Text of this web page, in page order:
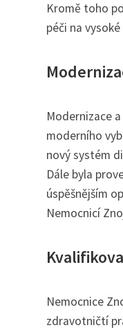
Kromě toho
péči na
Modernizace
moderního
nový systém
Dále byla
úspěšnějším
Nemocnicí
Nemocnice
zdravotničtí